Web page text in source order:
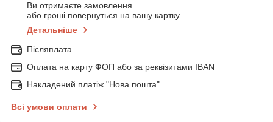
Ви отримаєте замовлення
або гроші повернуться на вашу картку
Детальніше
Післяплата
Оплата на карту ФОП або за реквізитами IBAN
Накладений платіж "Нова пошта"
Всі умови оплати